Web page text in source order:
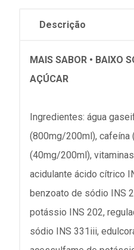
Descrição
MAIS SABOR • BAIXO
AÇÚCAR
Ingredientes: água
(800mg/200ml),
(40mg/200ml),
acidulante ácido cítrico
benzoato de sódio INS
potássio INS 202,
sódio INS 331iii,